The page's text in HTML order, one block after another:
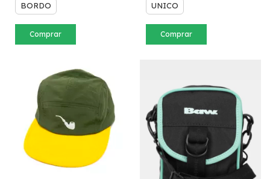
BORDO
Comprar
UNICO
Comprar